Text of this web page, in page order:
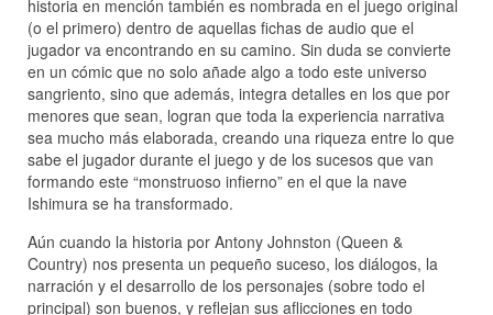
historia en mención también es nombrada en el juego original
(o el primero) dentro de aquellas fichas de audio que el
jugador va encontrando en su camino. Sin duda se convierte
en un cómic que no solo añade algo a todo este universo
sangriento, sino que además, integra detalles en los que por
menores que sean, logran que toda la experiencia narrativa
sea mucho más elaborada, creando una riqueza entre lo que
sabe el jugador durante el juego y de los sucesos que van
formando este “monstruoso infierno” en el que la nave
Ishimura se ha transformado.
Aún cuando la historia por Antony Johnston (Queen &
Country) nos presenta un pequeño suceso, los diálogos, la
narración y el desarrollo de los personajes (sobre todo el
principal) son buenos, y reflejan sus aflicciones en todo